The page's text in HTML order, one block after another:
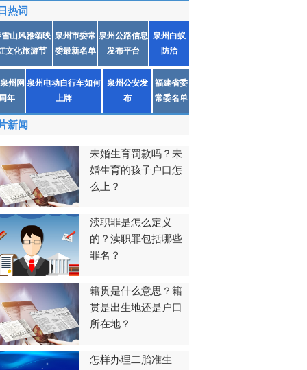
热词
山风雅颂映
文化旅游节
泉州市委常
委最新名单
泉州公路信息
发布平台
泉州白蚁
防治
州网
年
泉州电动自行车如何
上牌
泉州公安发
布
福建省委
常委名单
新闻
未婚生育罚款吗？未
婚生育的孩子户口怎
么上？
渎职罪是怎么定义
的？渎职罪包括哪些
罪名？
籍贯是什么意思？籍
贯是出生地还是户口
所在地？
怎样办理二胎准生